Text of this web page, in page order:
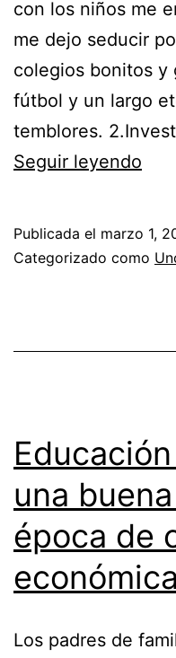
con los niños me
me dejo seducir
colegios bonitos y
fútbol y un largo
temblores.
Seguir leyendo
Publicada el marzo 1,
Categorizado como
una
época de
Los padres de